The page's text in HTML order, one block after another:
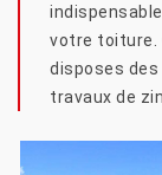
votre toiture.
disposes
travaux de